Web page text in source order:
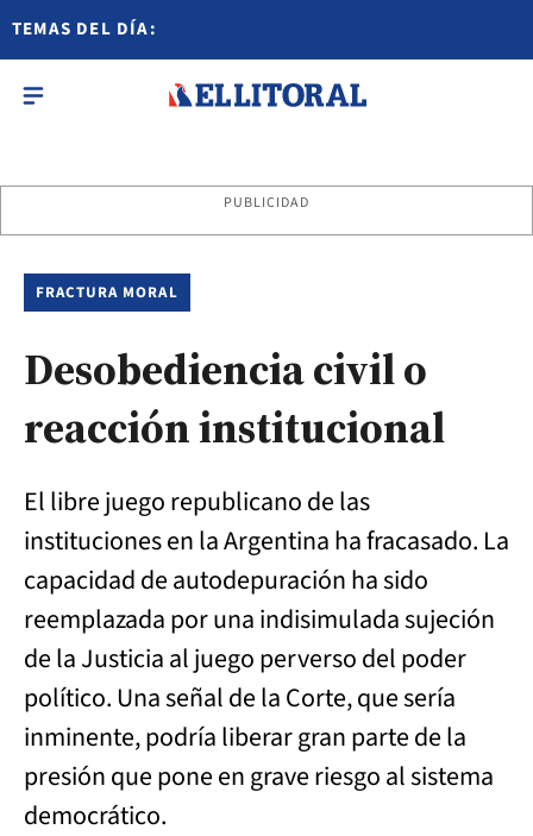
TEMAS DEL DÍA:
PUBLICIDAD
FRACTURA MORAL
Desobediencia civil o
reacción institucional
El libre juego republicano de las
instituciones en la Argentina ha fracasado. La
capacidad de autodepuración ha sido
reemplazada por una indisimulada sujeción
de la Justicia al juego perverso del poder
político. Una señal de la Corte, que sería
inminente, podría liberar gran parte de la
presión que pone en grave riesgo al sistema
democrático.